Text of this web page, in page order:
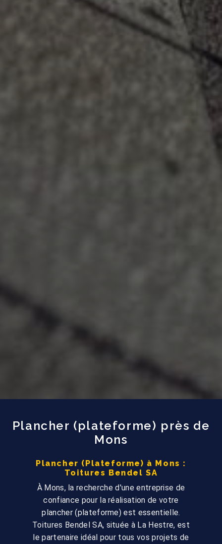
Plancher (plateforme) près de
Mons
Plancher (Plateforme) à Mons :
Toitures Bendel SA
À Mons, la recherche d'une entreprise de
confiance pour la réalisation de votre
plancher (plateforme) est essentielle.
Toitures Bendel SA, située à La Hestre, est
le partenaire idéal pour tous vos projets de